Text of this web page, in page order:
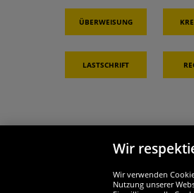
Überweisung
Lastschrift
Partner & Sicherheit
Wir
Wir verwenden
Nutzung unserer